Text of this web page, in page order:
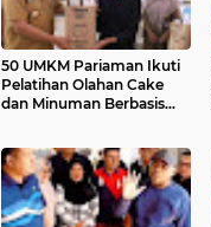
50 UMKM Pariaman Ikuti
Pelatihan Olahan Cake
dan Minuman Berbasis